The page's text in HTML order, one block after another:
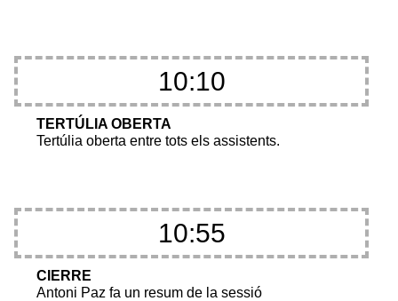
10:10
TERTÚLIA OBERTA
Tertúlia oberta entre tots els assistents.
10:55
CIERRE
Antoni Paz fa un resum de la sessió